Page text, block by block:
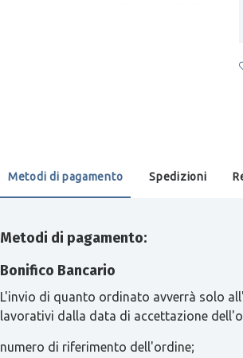
Metodi di pagamento Spedizioni
Metodi di pagamento:
Bonifico Bancario
L'invio di quanto ordinato avverrà solo
lavorativi dalla data di accettazione
numero di riferimento dell'ordine;